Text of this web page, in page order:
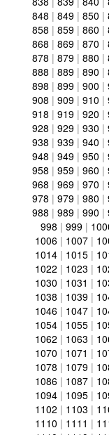
848 | 849 | 850 |
858 | 859 | 860 |
868 | 869 | 870 |
878 | 879 | 880 |
888 | 889 | 890 |
898 | 899 | 900 |
908 | 909 | 910 |
918 | 919 | 920 |
928 | 929 | 930 |
938 | 939 | 940 |
948 | 949 | 950 |
958 | 959 | 960 |
968 | 969 | 970 |
978 | 979 | 980 |
988 | 989 | 990 |
998 | 999 |
1006 | 1007 |
1014 | 1015 |
1022 | 1023 |
1030 | 1031 |
1038 | 1039 |
1046 | 1047 |
1054 | 1055 |
1062 | 1063 |
1070 | 1071 |
1078 | 1079 |
1086 | 1087 |
1094 | 1095 |
1102 | 1103 |
1110 | 1111 |